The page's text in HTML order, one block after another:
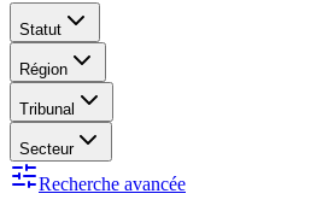
Statut
Région
Tribunal
Secteur
Recherche avancée